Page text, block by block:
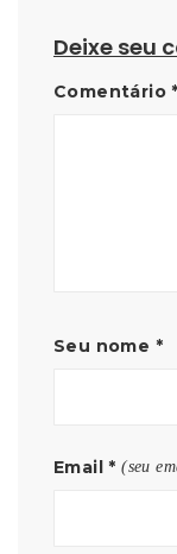
Deixe seu
Comentário *
Seu nome *
Email * (seu